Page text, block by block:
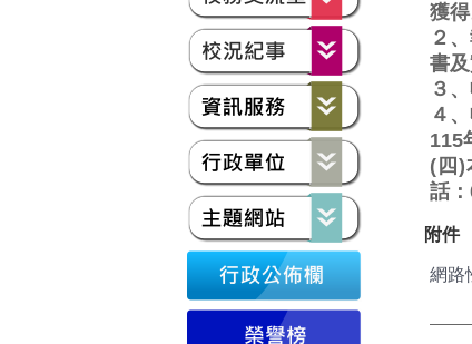
獲
２
書及
３
４
115
(四)
話
附件
網路